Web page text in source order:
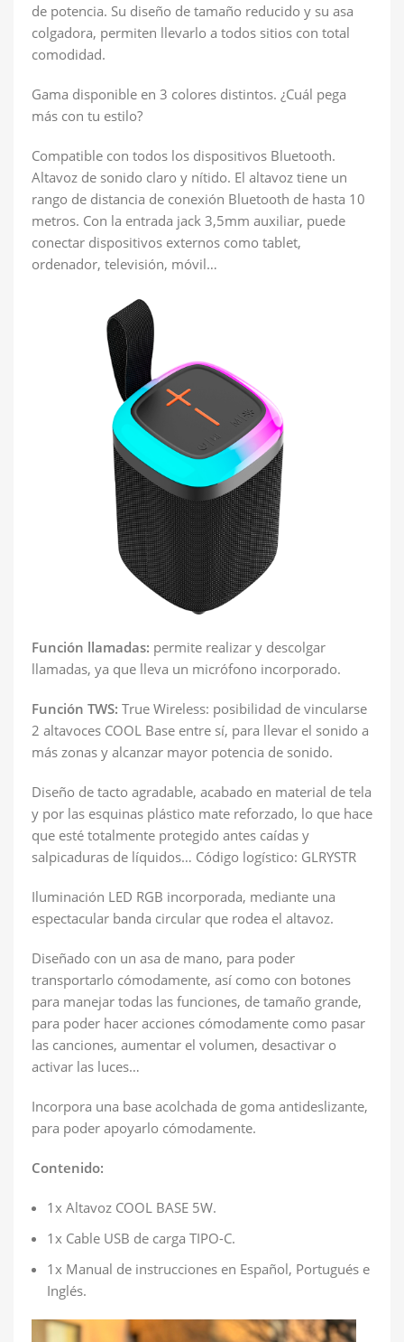
de potencia. Su diseño de tamaño reducido y su asa
colgadora, permiten llevarlo a todos sitios con total
comodidad.
Gama disponible en 3 colores distintos. ¿Cuál pega
más con tu estilo?
Compatible con todos los dispositivos Bluetooth.
Altavoz de sonido claro y nítido. El altavoz tiene un
rango de distancia de conexión Bluetooth de hasta 10
metros. Con la entrada jack 3,5mm auxiliar, puede
conectar dispositivos externos como tablet,
ordenador, televisión, móvil…
Función llamadas: permite realizar y descolgar
llamadas, ya que lleva un micrófono incorporado.
Función TWS: True Wireless: posibilidad de vincularse
2 altavoces COOL Base entre sí, para llevar el sonido a
más zonas y alcanzar mayor potencia de sonido.
Diseño de tacto agradable, acabado en material de tela
y por las esquinas plástico mate reforzado, lo que hace
que esté totalmente protegido antes caídas y
salpicaduras de líquidos… Código logístico: GLRYSTR
Iluminación LED RGB incorporada, mediante una
espectacular banda circular que rodea el altavoz.
Diseñado con un asa de mano, para poder
transportarlo cómodamente, así como con botones
para manejar todas las funciones, de tamaño grande,
para poder hacer acciones cómodamente como pasar
las canciones, aumentar el volumen, desactivar o
activar las luces…
Incorpora una base acolchada de goma antideslizante,
para poder apoyarlo cómodamente.
Contenido:
1x Altavoz COOL BASE 5W.
1x Cable USB de carga TIPO-C.
1x Manual de instrucciones en Español, Portugués e
Inglés.